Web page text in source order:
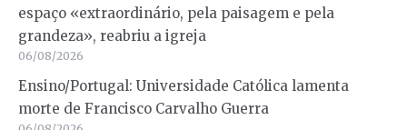
espaço «extraordinário, pela paisagem e pela
grandeza», reabriu a igreja
06/08/2026
Ensino/Portugal: Universidade Católica lamenta
morte de Francisco Carvalho Guerra